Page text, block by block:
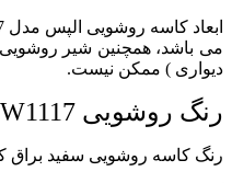
ابعاد کاسه روشویی الپس مدل W1117
می باشد، همچنین شیر روشویی
دیواری ) ممکن نیست.
رنگ روشویی W1117:
رنگ کاسه روشویی سفید براق